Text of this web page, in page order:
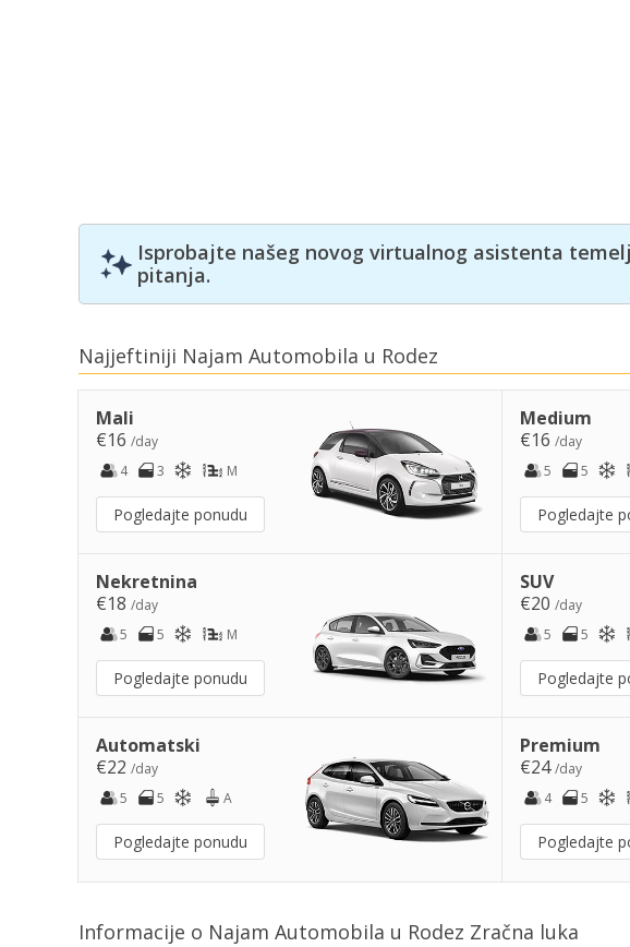
Isprobajte našeg novog virtualnog asistenta
pitanja.
Najjeftiniji Najam Automobila u Rodez
Mali
€16 /day
4
3 M
Pogledajte ponudu
Medium
€16/day
5
5
Pogledajte
Nekretnina
€18 /day
5
5 M
Pogledajte ponudu
SUV
€20/day
5
5
Pogledajte
Automatski
€22 /day
5
5 A
Pogledajte ponudu
Premium
€24/day
4
5
Pogledajte
Informacije o Najam Automobila u Rodez Zračna luka